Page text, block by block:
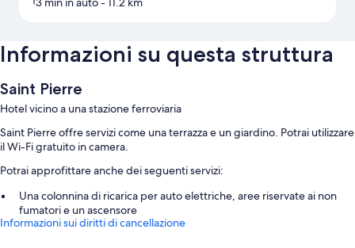
Informazioni su questa struttura
Saint Pierre
Hotel vicino a una stazione ferroviaria
Saint Pierre offre servizi come una terrazza e un giardino. Potrai utilizzare
il Wi-Fi gratuito in camera.
Potrai approfittare anche dei seguenti servizi:
Una colonnina di ricarica per auto elettriche, aree riservate ai non
fumatori e un ascensore
Deposito bagagli e una cassetta di sicurezza presso la reception
Informazioni sui diritti di cancellazione